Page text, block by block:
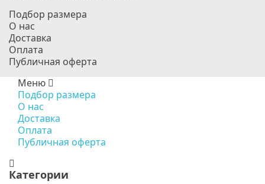
Подбор размера
О нас
Доставка
Оплата
Публичная оферта
Меню
Подбор размера
О нас
Доставка
Оплата
Публичная оферта
Категории